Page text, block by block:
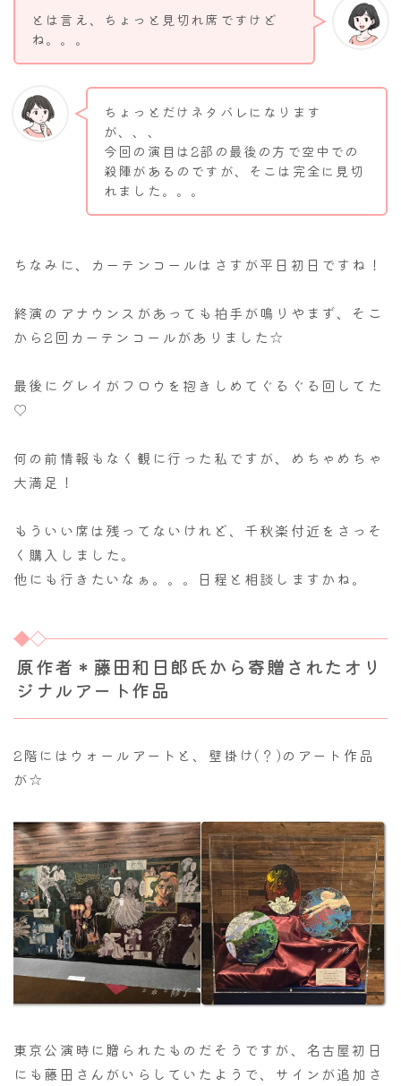
とは言え、ちょっと見切れ席ですけど
ね。。。
ちょっとだけネタバレになります
が、、、
今回の演目は2部の最後の方で空中での
殺陣があるのですが、そこは完全に見切
れました。。。
ちなみに、カーテンコールはさすが平日初日ですね！
終演のアナウンスがあっても拍手が鳴りやまず、そこ
から2回カーテンコールがありました☆
最後にグレイがフロウを抱きしめてぐるぐる回してた
♡
何の前情報もなく観に行った私ですが、めちゃめちゃ
大満足！
もういい席は残ってないけれど、千秋楽付近をさっそ
く購入しました。
他にも行きたいなぁ。。。日程と相談しますかね。
原作者＊藤田和日郎氏から寄贈されたオリ
ジナルアート作品
2階にはウォールアートと、壁掛け(？)のアート作品
が☆
東京公演時に贈られたものだそうですが、名古屋初日
にも藤田さんがいらしていたようで、サインが追加さ